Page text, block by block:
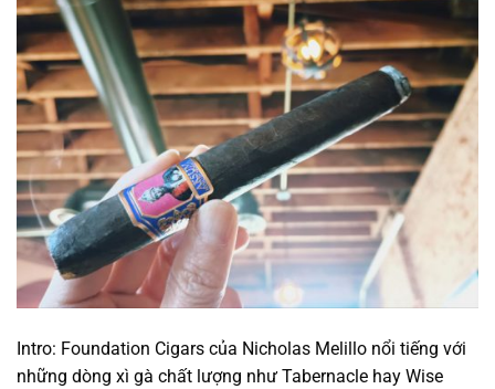
Intro: Foundation Cigars của Nicholas Melillo nổi tiếng với
những dòng xì gà chất lượng như Tabernacle hay Wise